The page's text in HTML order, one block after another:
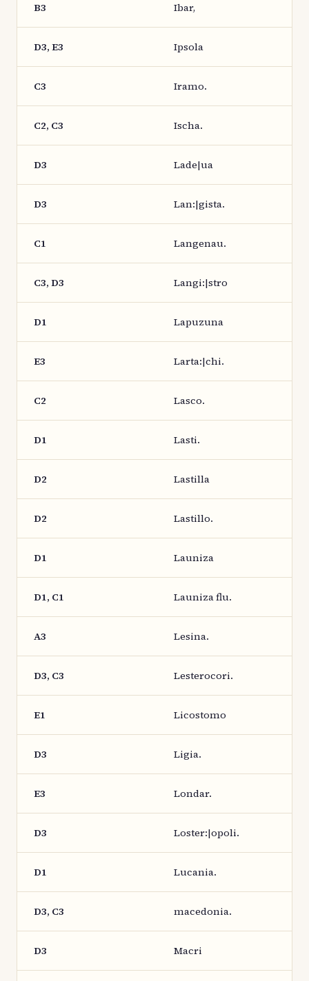
B3 Ibar,
D3, E3 Ipsola
C3 Iramo.
C2, C3 Ischa.
D3 Lade|ua
D3 Lan:|gista.
C1 Langenau.
C3, D3 Langi:|stro
D1 Lapuzuna
E3 Larta:|chi.
C2 Lasco.
D1 Lasti.
D2 Lastilla
D2 Lastillo.
D1 Launiza
D1, C1 Launiza flu.
A3 Lesina.
D3, C3 Lesterocori.
E1 Licostomo
D3 Ligia.
E3 Londar.
D3 Loster:|opoli.
D1 Lucania.
D3, C3 macedonia.
D3 Macri